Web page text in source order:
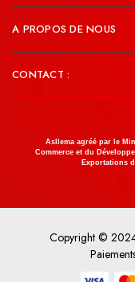
A PROPOS DE NOUS
CONTACT :
Asllema agréé par le
Commerce et du
Exportations
Copyright ©